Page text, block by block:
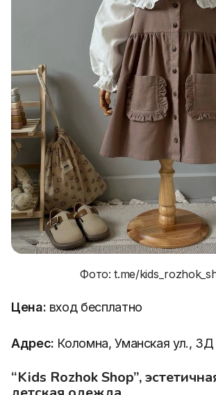
Фото: t.me/
Цена: вход бесплатно
Адрес: Коломна, Уманская ул., 3Д
“Kids Rozhok Shop”,